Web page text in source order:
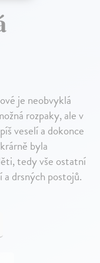
je neobvyklá
rozpaky, ale v
veselí a dokonce
byla
tedy vše ostatní
drsných postojů.